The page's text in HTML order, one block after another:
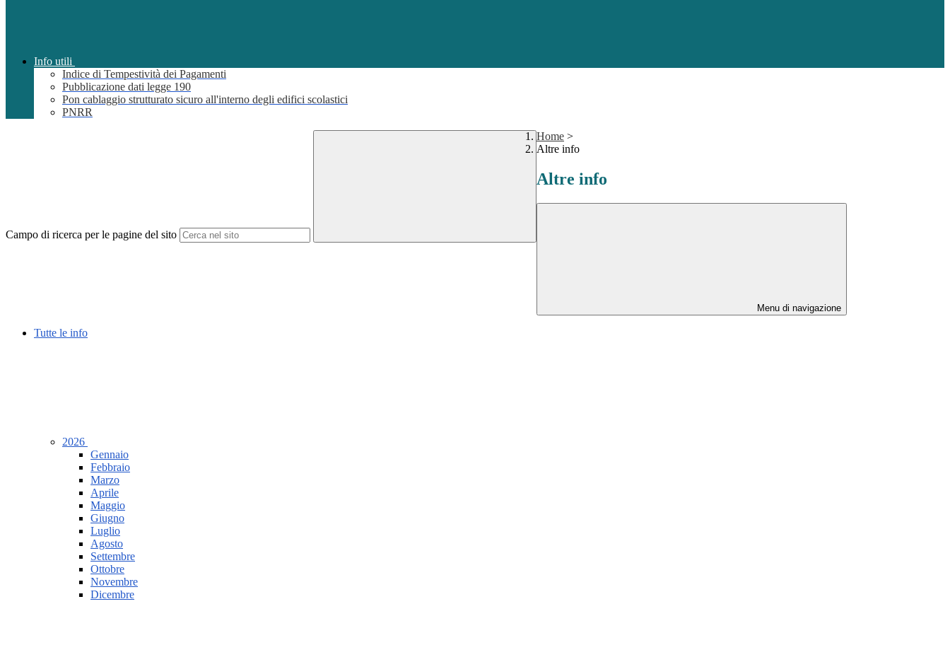
Info utili
Indice di Tempestività dei Pagamenti
Pubblicazione dati legge 190
Pon cablaggio strutturato sicuro all'interno degli edifici scolastici
PNRR
Campo di ricerca per le pagine del sito
Home >
Altre info
Altre info
Menu di navigazione
Tutte le info
2026
Gennaio
Febbraio
Marzo
Aprile
Maggio
Giugno
Luglio
Agosto
Settembre
Ottobre
Novembre
Dicembre